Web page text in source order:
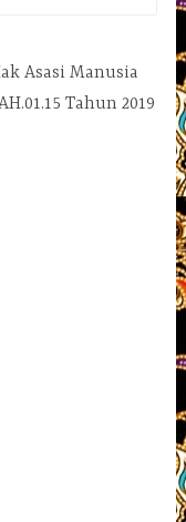
Asasi Manusia
Tahun 2019